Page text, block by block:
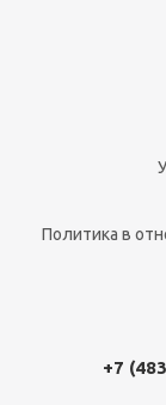
Политика в
+7